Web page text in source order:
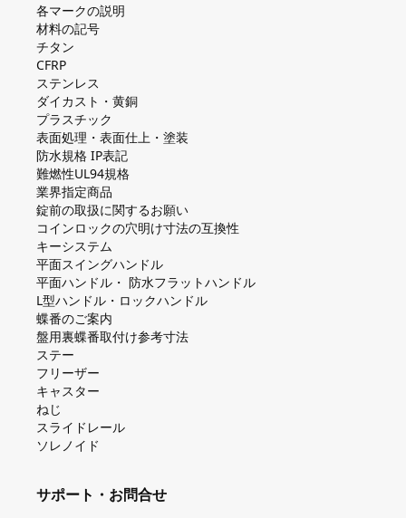
各マークの説明
材料の記号
チタン
CFRP
ステンレス
ダイカスト・⻩銅
プラスチック
表面処理・表面仕上・塗装
防⽔規格 IP表記
難燃性UL94規格
業界指定商品
錠前の取扱に関するお願い
コインロックの⽳明け⼨法の互換性
キーシステム
平⾯スイングハンドル
平⾯ハンドル・ 防⽔フラットハンドル
L型ハンドル・ロックハンドル
蝶番のご案内
盤⽤裏蝶番取付け参考⼨法
ステー
フリーザー
キャスター
ねじ
スライドレール
ソレノイド
サポート・お問合せ